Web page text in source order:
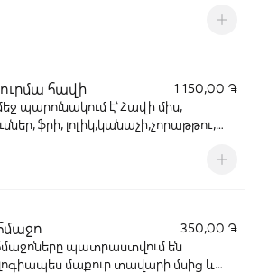
ֆրի, լոլիկ,կանաչի, սոխ և կծու
հավի
1 150,00 ֏
պարունակում է՝ Հավի միս,
ֆրի, լոլիկ,կանաչի,չորաթթու,
350,00 ֏
պատրաստվում են
մաքուր տավարի մսից և